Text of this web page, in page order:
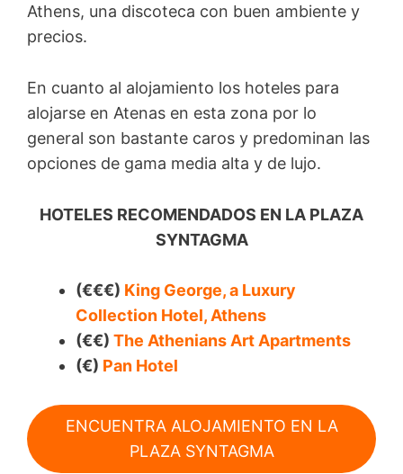
Athens, una discoteca con buen ambiente y
precios.
En cuanto al alojamiento los hoteles para
alojarse en Atenas en esta zona por lo
general son bastante caros y predominan las
opciones de gama media alta y de lujo.
HOTELES RECOMENDADOS EN LA PLAZA
SYNTAGMA
(€€€) King George, a Luxury
Collection Hotel, Athens
(€€) The Athenians Art Apartments
(€) Pan Hotel
ENCUENTRA ALOJAMIENTO EN LA
PLAZA SYNTAGMA